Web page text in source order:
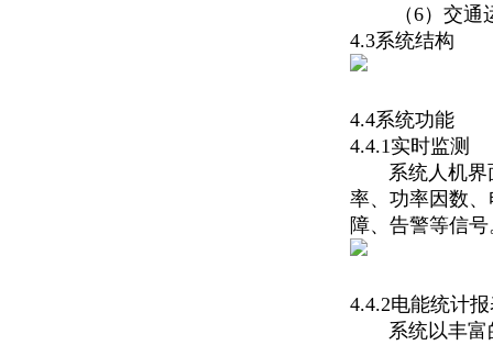
（6）交
4.3系统结构
4.4系统功能
4.4.1实时监测
系统人机界面
率、功率因数
障、告警等信号
4.4.2电能统计
系统以丰富的